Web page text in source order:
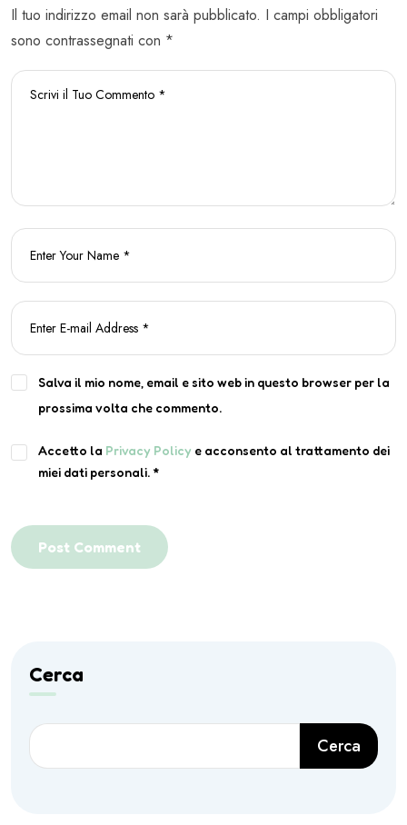
Il tuo indirizzo email non sarà pubblicato. I campi obbligatori
sono contrassegnati con *
Salva il mio nome, email e sito web in questo browser per la
prossima volta che commento.
Accetto la Privacy Policy e acconsento al trattamento dei
miei dati personali. *
Post Comment
Cerca
Cerca